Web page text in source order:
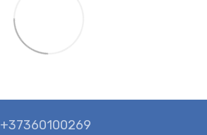
+37360100269